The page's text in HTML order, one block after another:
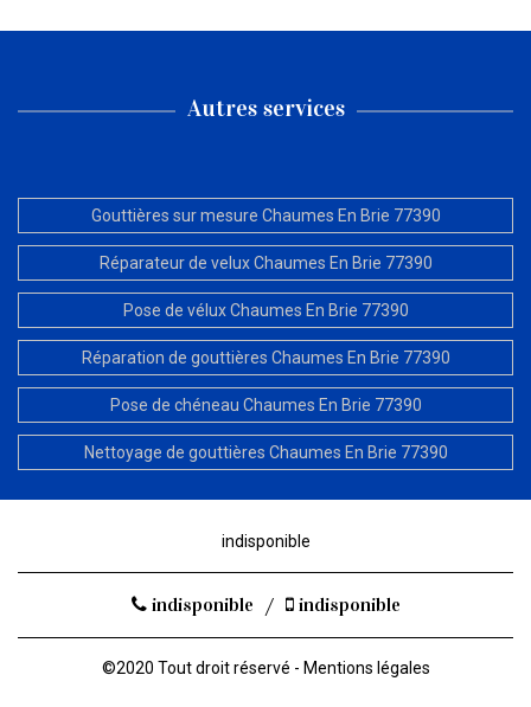
Autres services
Gouttières sur mesure Chaumes En Brie 77390
Réparateur de velux Chaumes En Brie 77390
Pose de vélux Chaumes En Brie 77390
Réparation de gouttières Chaumes En Brie 77390
Pose de chéneau Chaumes En Brie 77390
Nettoyage de gouttières Chaumes En Brie 77390
indisponible
indisponible / indisponible
©2020 Tout droit réservé - Mentions légales